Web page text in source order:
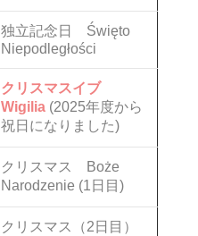
独立記念日 Święto
Niepodległości
クリスマスイブ
Wigilia (2025年度から
祝日になりました)
クリスマス Boże
Narodzenie (1日目)
クリスマス（2日目）